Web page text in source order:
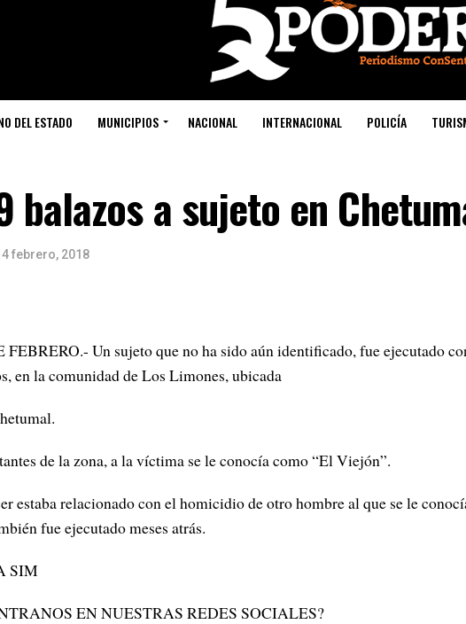
DEL ESTADO MUNICIPIOS NACIONAL INTERNACIONAL POLICÍA
balazos a sujeto en
febrero, 2018
Un sujeto que no ha sido aún identificado, fue ejecutado
en la comunidad de Los Limones, ubicada
de la zona, a la víctima se le conocía como “El Viejón”.
estaba relacionado con el homicidio de otro hombre al que se le
fue ejecutado meses atrás.
SIM
EN NUESTRAS REDES SOCIALES?